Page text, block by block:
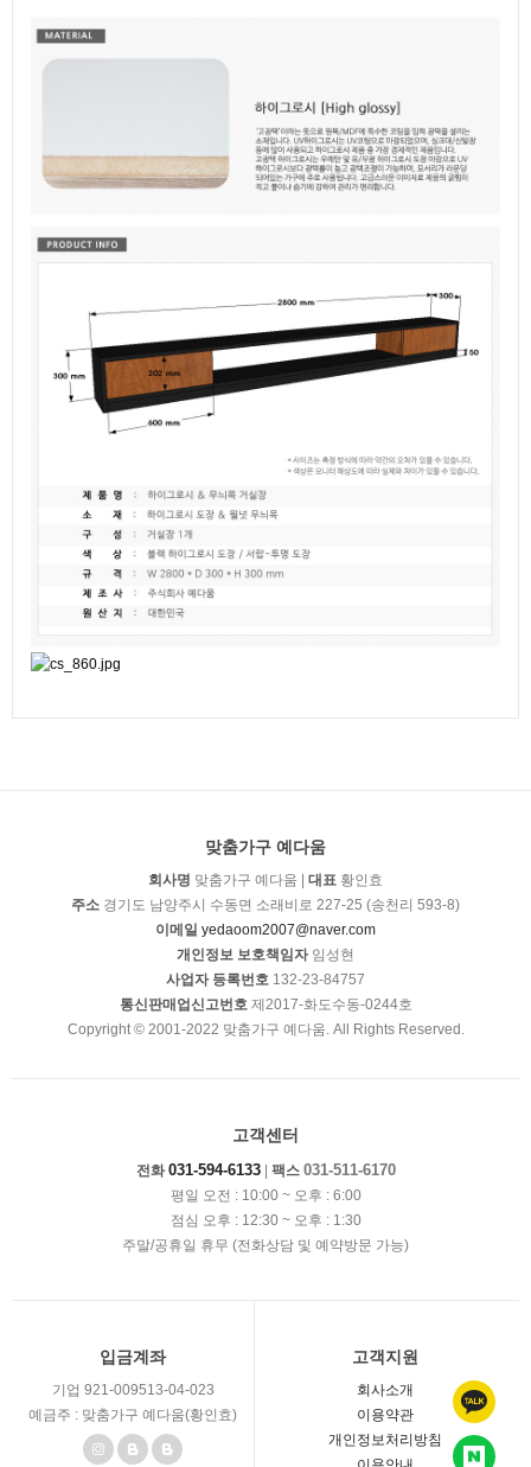
맞춤가구 예다움
회사명 맞춤가구 예다움 | 대표 황인효
주소 경기도 남양주시 수동면 소래비로 227-25 (송천리 593-8)
이메일 yedaoom2007@naver.com
개인정보 보호책임자임성현
사업자 등록번호 132-23-84757
통신판매업신고번호 제2017-화도수동-0244호
Copyright © 2001-2022 맞춤가구 예다움. All Rights Reserved.
고객센터
전화 031-594-6133| 팩스 031-511-6170
평일 오전 : 10:00 ~ 오후 : 6:00
점심 오후 : 12:30 ~ 오후 : 1:30
주말/공휴일 휴무 (전화상담 및 예약방문 가능)
입금계좌
기업 921-009513-04-023
예금주 : 맞춤가구 예다움(황인효)
고객지원
회사소개
이용약관
개인정보처리방침